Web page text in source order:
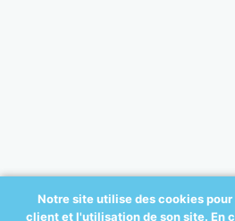
Notre site utilise des cookies
client et l'utilisation de son site. En